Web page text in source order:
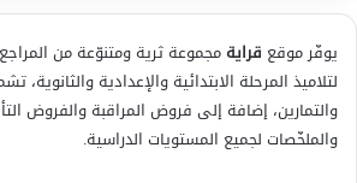
يوفّر موقع قرايةمجموعة ثرية ومتنوّعة من
لتلاميذ المرحلة الابتدائية والإعدادية والثانوية،
والتمارين، إضافة إلى فروض المراقبة والفروض
والملخّصات لجميع المستويات الدراسية.